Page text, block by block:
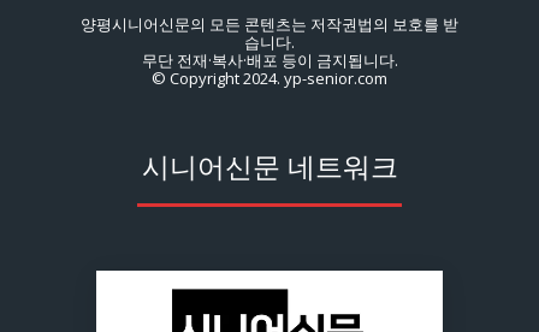
양평시니어신문의 모든 콘텐츠는 저작권법의 보호를 받
습니다.
무단 전재·복사·배포 등이 금지됩니다.
© Copyright 2024. yp-senior.com
시니어신문 네트워크